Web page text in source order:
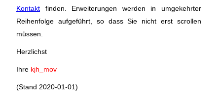
Kontakt finden. Erweiterungen werden in umgekehrter
Reihenfolge aufgeführt, so dass Sie nicht erst scrollen
müssen.
Herzlichst
Ihre kjh_mov
(Stand 2020-01-01)